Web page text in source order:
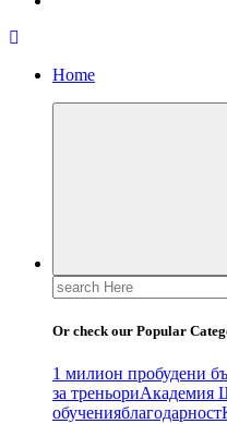
Home
Search
for:
Or check our Popular
1 милион пробудени
за треньориАкадемия
обученияблагодарност